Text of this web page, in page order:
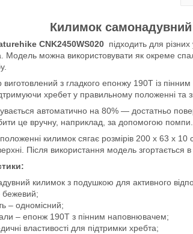
Килимок
CNK2450WS020 підходить для
Модель можна використовувати як окреме
виготовлений з гладкого епонжу 190T із
хребет у правильному положенні
автоматично на 80% — достатньо
це вручну, наприклад, за допомогою помпи.
килимок сягає розмірів 200 х 63 х
Після використання модель
килимок з подушкою для активного
бежевий;
– одномісний;
– епонж 190T з пінним наповнювачем;
властивості для підтримки хребта;